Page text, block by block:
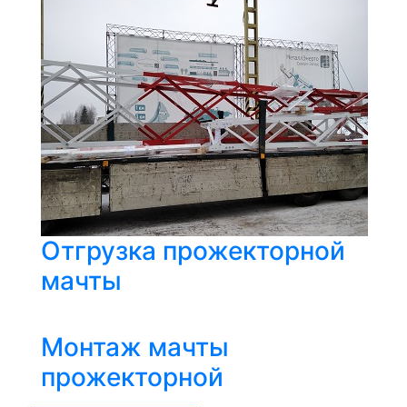
Отгрузка прожекторной
мачты
Монтаж мачты
прожекторной